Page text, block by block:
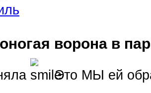
ворона в
Это МЫ ей